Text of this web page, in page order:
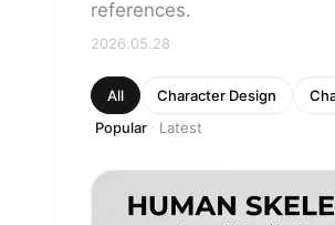
references.
2026.05.28
All Character Design
Popular · Latest